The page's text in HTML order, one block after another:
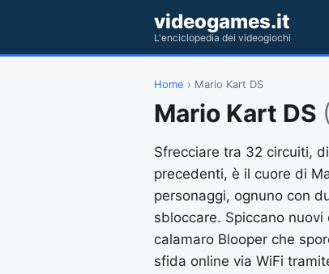
videogames.it
L'enciclopedia dei videogiochi
Home › Mario Kart DS
Mario Kart DS
Sfrecciare tra 32 circuiti,
precedenti, è il cuore di
personaggi, ognuno con
sbloccare. Spiccano
calamaro Blooper che
sfida online via WiFi